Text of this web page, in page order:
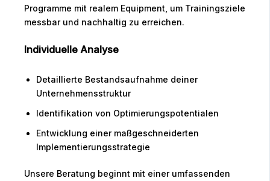
Programme mit realem Equipment, um Trainingsziele
messbar und nachhaltig zu erreichen.
Individuelle Analyse
Detaillierte Bestandsaufnahme deiner
Unternehmensstruktur
Identifikation von Optimierungspotentialen
Entwicklung einer maßgeschneiderten
Implementierungsstrategie
Unsere Beratung beginnt mit einer umfassenden